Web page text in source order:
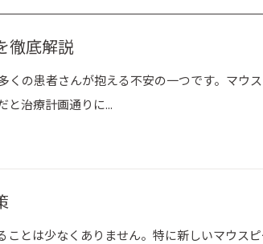
徹底解説
の患者さんが抱える不安の一つです。マウ
と治療計画通りに...
とは少なくありません。特に新しいマウス